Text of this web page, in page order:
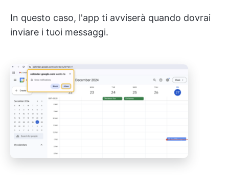
In questo caso, l'app ti avviserà quando dovrai
inviare i tuoi messaggi.